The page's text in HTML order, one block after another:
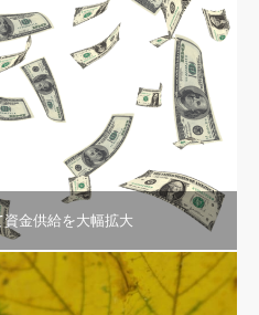
金供給を大幅拡大